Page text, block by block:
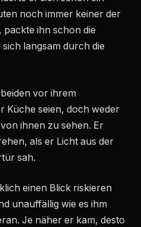
noch immer keiner der
packte ihn schon die
langsam durch die
vor ihrem
Küche seien, doch weder
ihnen zu sehen. Er
als er Licht aus der
sah.
einen Blick riskieren
unauffällig wie es ihm
Je näher er kam, desto